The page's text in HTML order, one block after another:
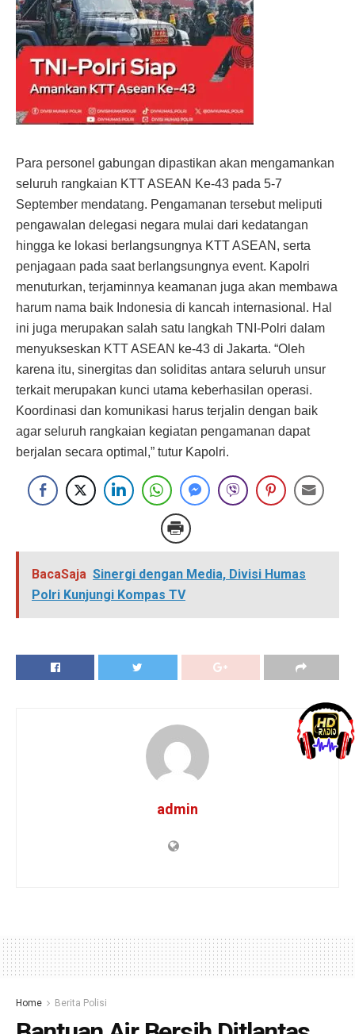
Para personel gabungan dipastikan akan mengamankan
seluruh rangkaian KTT ASEAN Ke-43 pada 5-7
September mendatang. Pengamanan tersebut meliputi
pengawalan delegasi negara mulai dari kedatangan
hingga ke lokasi berlangsungnya KTT ASEAN, serta
penjagaan pada saat berlangsungnya event. Kapolri
menuturkan, terjaminnya keamanan juga akan membawa
harum nama baik Indonesia di kancah internasional. Hal
ini juga merupakan salah satu langkah TNI-Polri dalam
menyukseskan KTT ASEAN ke-43 di Jakarta. “Oleh
karena itu, sinergitas dan soliditas antara seluruh unsur
terkait merupakan kunci utama keberhasilan operasi.
Koordinasi dan komunikasi harus terjalin dengan baik
agar seluruh rangkaian kegiatan pengamanan dapat
berjalan secara optimal,” tutur Kapolri.
BacaSaja Sinergi dengan Media, Divisi Humas
Polri Kunjungi Kompas TV
admin
Home Berita Polisi